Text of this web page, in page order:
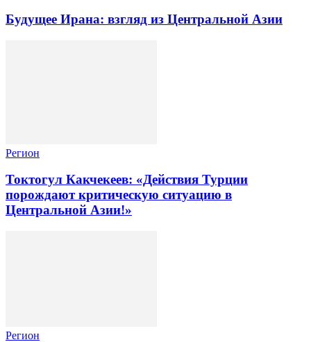
Будущее Ирана: взгляд из Центральной Азии
Регион
Токтогул Какчекеев: «Действия Турции
порождают критическую ситуацию в
Центральной Азии!»
Регион